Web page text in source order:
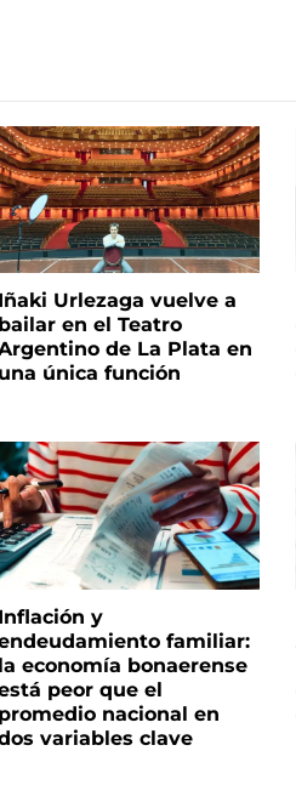
Iñaki Urlezaga vuelve a
bailar en el Teatro
de La Plata en
una única función
Inflación y
familiar:
la economía bonaerense
peor que el
promedio nacional en
variables clave